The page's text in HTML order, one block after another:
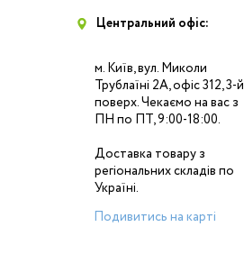
Центральний офіс:
м. Київ, вул. Миколи
Трублаїні 2А, офіс 312, 3-й
поверх. Чекаємо на вас з
ПН по ПТ, 9:00-18:00.
Доставка товару з
регіональних складів по
Україні.
Подивитись на карті